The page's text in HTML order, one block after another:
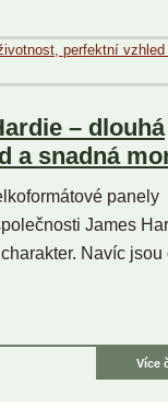
– dlouhá
a snadná
panely
James
Navíc jsou
Více